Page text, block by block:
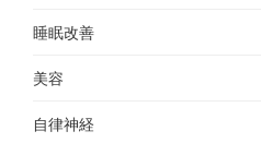
睡眠改善
美容
自律神経